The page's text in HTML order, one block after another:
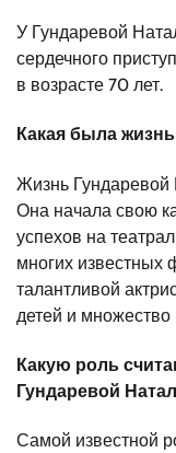
У Гундаревой
сердечного
в возрасте 70 лет.
Какая была
Жизнь Гундаревой
Она начала свою
успехов на
многих известных
талантливой
детей и множество
Какую роль
Гундаревой
Самой известной